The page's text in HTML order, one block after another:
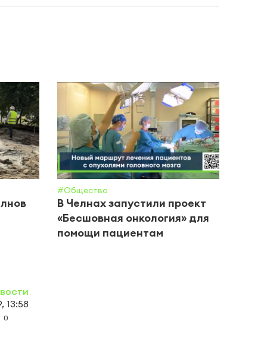
#Общество
В Челнах запустили проект
«Бесшовная онкология» для
помощи пациентам
13:58
0